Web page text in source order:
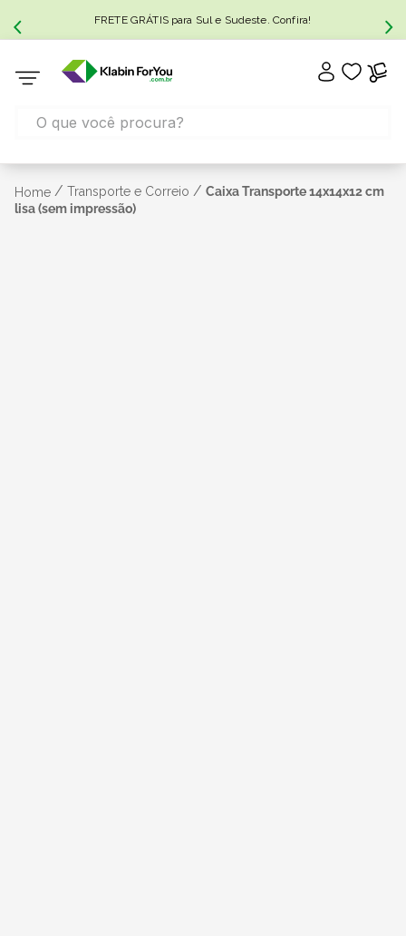
FRETE GRÁTIS para Sul e Sudeste. Confira!
Home / Transporte e Correio / Caixa Transporte 14x14x12 cm
lisa (sem impressão)